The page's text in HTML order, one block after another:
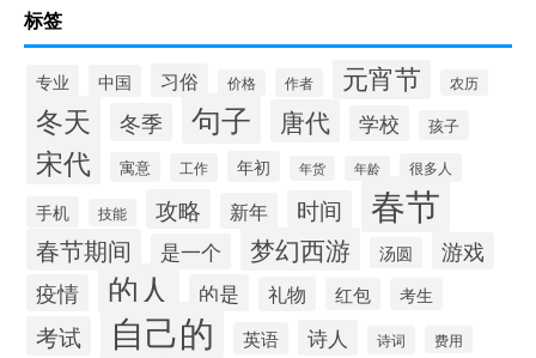
标签
专业 中国 习俗 价格 作者 元宵节 农历
冬天 冬季 句子 唐代 学校 孩子
宋代 寓意 工作 年初 年货 年龄 很多人
手机 技能 攻略 新年 时间 春节
春节期间 是一个 梦幻西游 汤圆
游戏
疫情
的人 的是 礼物 红包 考生
考试 自己的 英语 诗人 诗词 费用